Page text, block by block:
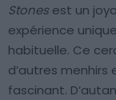
Stones est un
expérience
habituelle. Ce
d’autres menhirs
fascinant.